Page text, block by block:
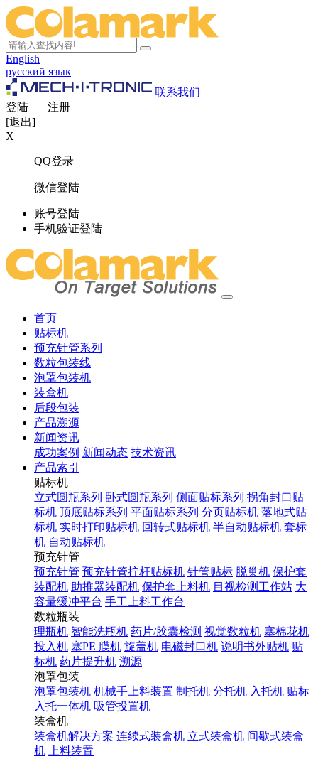
English
русский язык
联系我们
登陆 | 注册
[退出]
X
QQ登录
微信登陆
账号登陆
手机验证登陆
首页
贴标机
预充针管系列
数粒包装线
泡罩包装机
装盒机
后段包装
产品溯源
新闻资讯
成功案例 新闻动态 技术资讯
产品索引
贴标机
立式圆瓶系列 卧式圆瓶系列 侧面贴标系列 拐角封口贴
标机 顶底贴标系列 平面贴标系列 分页贴标机 落地式贴
标机 实时打印贴标机 回转式贴标机 半自动贴标机 套标
机 自动贴标机
预充针管
预充针管 预充针管拧杆贴标机 针管贴标 脱巢机 保护套
装配机 助推器装配机 保护套上料机 目视检测工作站 大
容量缓冲平台 手工上料工作台
数粒瓶装
理瓶机 智能洗瓶机 药片/胶囊检测 视觉数粒机 塞棉花机
投入机 塞PE 膜机 旋盖机 电磁封口机 说明书外贴机 贴
标机 药片提升机 溯源
泡罩包装
泡罩包装机 机械手上料装置 制托机 分托机 入托机 贴标
入托一体机 吸管投置机
装盒机
装盒机解决方案 连续式装盒机 立式装盒机 间歇式装盒
机
上料装置